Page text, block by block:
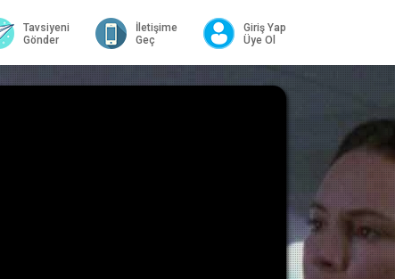
Tavsiyeni
Gönder
İletişime
Geç
Giriş Yap
Üye Ol